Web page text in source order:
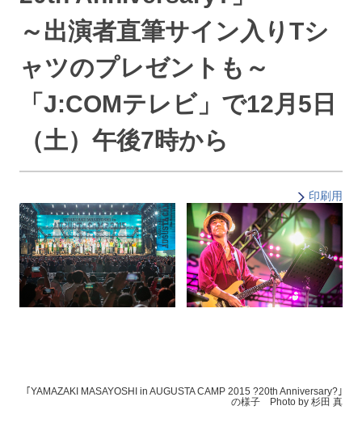
～出演者直筆サイン入りTシ
ャツのプレゼントも～
「J:COMテレビ」で12月5日
（土）午後7時から
印刷用
｢YAMAZAKI MASAYOSHI in AUGUSTA CAMP 2015 ?20th Anniversary?｣
の様子 Photo by 杉田 真